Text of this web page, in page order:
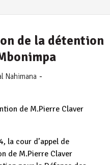
de la détention
Nahimana -
de M.Pierre Claver
la cour d’appel de
de M.Pierre Claver